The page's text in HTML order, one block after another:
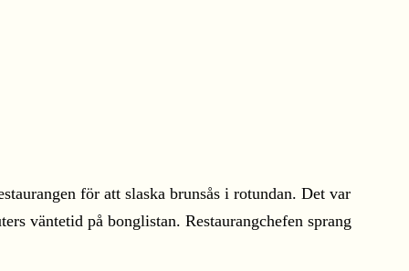
för att slaska brunsås i rotundan. Det var
väntetid på bonglistan. Restaurangchefen sprang